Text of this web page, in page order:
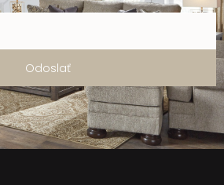
Odoslať